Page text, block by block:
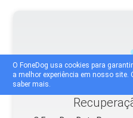
O FoneDog usa cookies para
a melhor experiência em nosso site.
saber mais.